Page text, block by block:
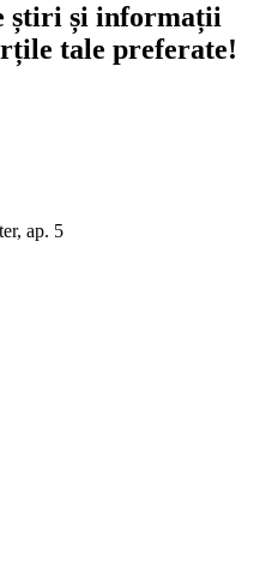
știri și informații
tale preferate!
ap. 5